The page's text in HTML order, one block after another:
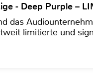
- Deep Purple –
das
limitierte und